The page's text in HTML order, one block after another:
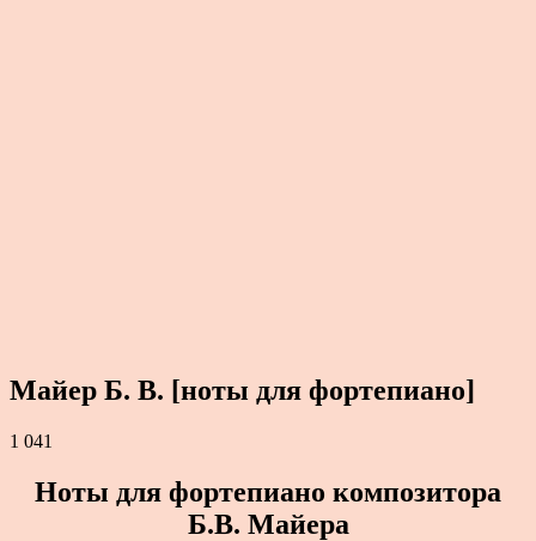
Майер Б. В. [ноты для фортепиано]
1 041
Ноты для фортепиано композитора
Б.В. Майера